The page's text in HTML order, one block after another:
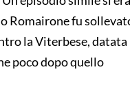
Romairone fu
la Viterbese, datata
poco dopo quello